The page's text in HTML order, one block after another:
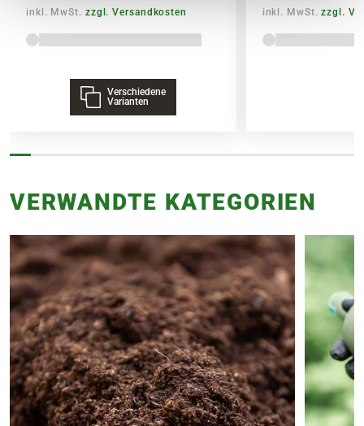
inkl. MwSt. zzgl. Versandkosten
Verschiedene
Varianten
inkl. MwSt.zzgl.
VERWANDTE KATEGORIEN